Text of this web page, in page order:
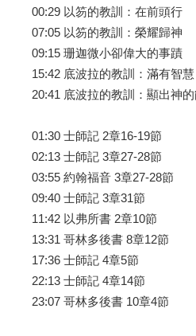
00:29 以笏的教訓：在前頭行
07:05 以笏的教訓：榮耀歸神
09:15 珊迦微小卻偉大的事蹟
15:42 底波拉的教訓：滿有智慧
20:41 底波拉的教訓：顯出神的
01:30 士師記 2章16-19節
02:13 士師記 3章27-28節
03:55 約翰福音 3章27-28節
09:40 士師記 3章31節
11:42 以弗所書 2章10節
13:31 哥林多後書 8章12節
17:36 士師記 4章5節
22:13 士師記 4章14節
23:07 哥林多後書 10章4節